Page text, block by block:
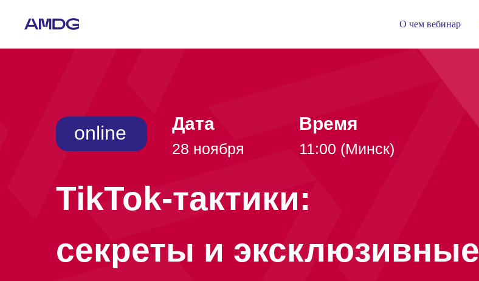
О чем вебинар
28 ноября 11:00 (Минск)
Дата Время
TikTok-тактики:
секреты и эксклюзивные
online